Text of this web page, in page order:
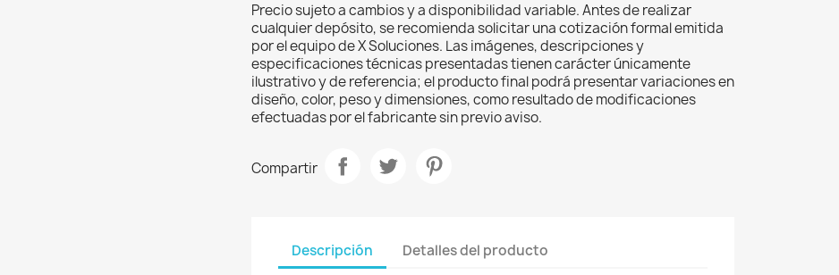
Precio sujeto a cambios y a disponibilidad variable. Antes de realizar
cualquier depósito, se recomienda solicitar una cotización formal emitida
por el equipo de X Soluciones. Las imágenes, descripciones y
especificaciones técnicas presentadas tienen carácter únicamente
ilustrativo y de referencia; el producto final podrá presentar variaciones en
diseño, color, peso y dimensiones, como resultado de modificaciones
efectuadas por el fabricante sin previo aviso.
Compartir
Descripción Detalles del producto